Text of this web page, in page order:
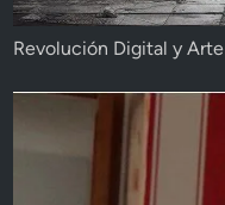
Revolución Digital y Arte